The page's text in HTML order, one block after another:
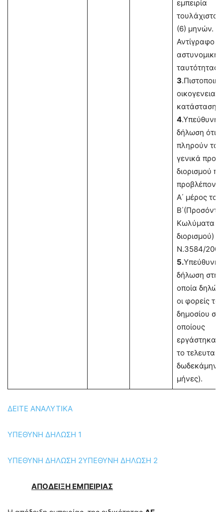
εμπειρία
τουλάχιστον
(6) μηνών.
Αντίγραφο
αστυνομικής
ταυτότητας
3
κατάστασης.
4.Υπεύθυνη
δήλωση ότι
πληρούν τα
γενικά
διορισμού
Α΄ μέρος
Β΄(Προσόντα
Κωλύματα
διορισμού)
Ν.3584/
5.Υπεύθυνη
δήλωση στην
οποία
οι φορείς
δημοσίου
οποίους
εργάστηκαν
το τελευταίο
δωδεκάμηνο
μήνες).
ΔΕΙΤΕ ΑΝΑΛΥΤΙΚΑ
ΥΠΕΘΥΝΗ ΔΗΛΩΣΗ 1
ΥΠΕΘΥΝΗ ΔΗΛΩΣΗ 2ΥΠΕΘΥΝΗ ΔΗΛΩΣΗ 2
ΑΠΟΔΕΙΞΗ ΕΜΠΕΙΡΙΑΣ